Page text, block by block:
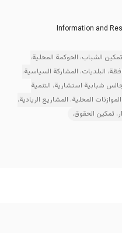
Information and
الشباب، الحوكمة المحلية،
البلديات، المشاركة السياسية،
شبابية استشارية، التنمية
المحلية، المشاريع الريادية،
تمكين الحقوق.